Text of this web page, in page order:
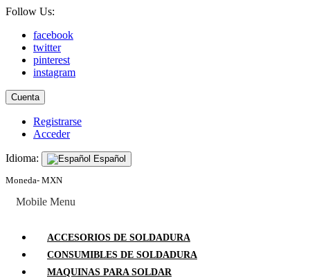
Follow Us:
facebook
twitter
pinterest
instagram
Cuenta
Registrarse
Acceder
Idioma: Español
Moneda- MXN
Mobile Menu
ACCESORIOS DE SOLDADURA
CONSUMIBLES DE SOLDADURA
MAQUINAS PARA SOLDAR